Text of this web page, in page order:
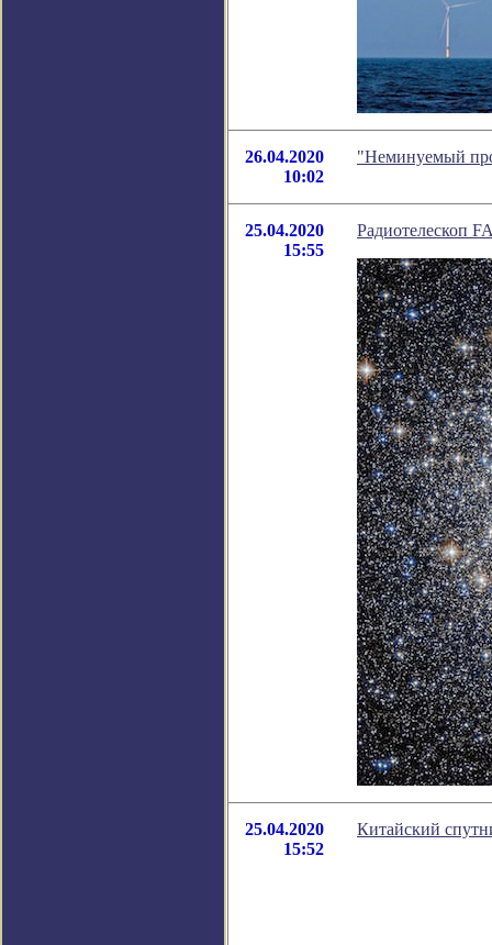
26.04.2020
10:02
"Неминуемый
25.04.2020
15:55
Радиотелескоп
25.04.2020
15:52
Китайский